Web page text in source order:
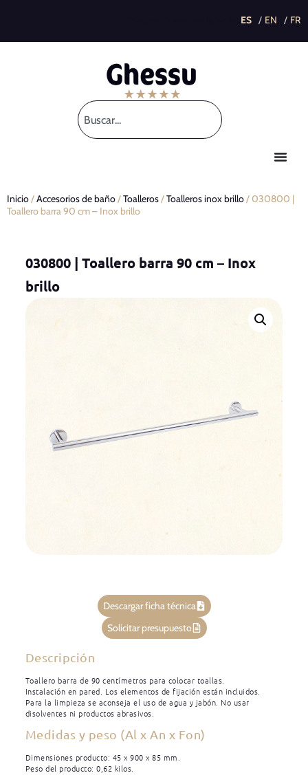
Inicio/Accesorios de baño/Toalleros/Toalleros inox brillo/ 030800 |
Toallero barra 90 cm – Inox brillo
030800 | Toallero barra 90 cm – Inox
brillo
Descargar ficha técnica
Solicitar presupuesto
Descripción
Toallero barra de 90 centímetros para colocar toallas.
Instalación en pared. Los elementos de fijación están incluidos.
Para la limpieza se aconseja el uso de agua y jabón. No usar
disolventes ni productos abrasivos.
Medidas y peso (Al x An x Fon)
Dimensiones producto: 45 x 900 x 85 mm.
Peso del producto: 0,62 kilos.